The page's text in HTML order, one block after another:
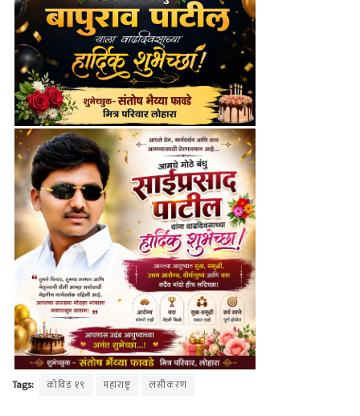
Tags: कोविड १९ महाराष्ट्र लसीकरण